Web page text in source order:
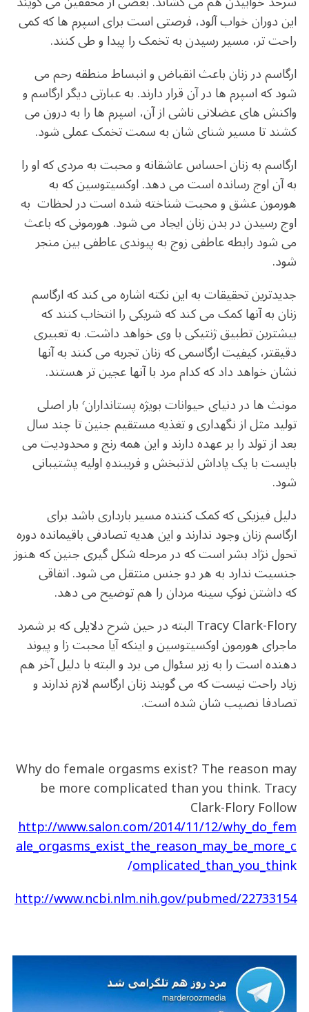
این دوران خواب آلود، فرصتی است برای اسپرم ها که کمی
راحت تر، مسیر رسیدن به تخمک را پیدا و طی کنند.
ارگاسم در زنان باعث انقباض و انبساط منطقه رحم می
شود که اسپرم ها در آن قرار دارند. به عبارتی دیگر ارگاسم و
واکنش های عضلانی ناشی از آن، اسپرم ها را به درون می
کشند تا مسیر شنای شان به سمت تخمک عملی شود.
ارگاسم به زنان احساس عاشقانه و محبت به مردی که او را
به آن اوج رسانده است می دهد. اوکسیتوسین که به
هورمون عشق و محبت شناخته شده است در لحظات به
اوج رسیدن در بدن زنان ایجاد می شود. هورمونی که باعث
می شود رابطه عاطفی زوج به پیوندی عاطفی بین منجر
شود.
جدیدترین تحقیقات به این نکته اشاره می کند که ارگاسم
زنان به آنها کمک می کند که شریکی را انتخاب کنند که
بیشترین تطبیق ژنتیکی با وی خواهد داشت. به تعبیری
دقیقتر، کیفیت ارگاسمی که زنان تجربه می کنند به آنها
نشان خواهد داد که کدام مرد با آنها عجین تر هستند.
مونث ها در دنیای حیوانات بویژه پستانداران٬ بار اصلی
تولید مثل از نگهداری و تغذیه مستقیم جنین تا چند سال
بعد از تولد را بر عهده دارند و این همه رنج و محدودیت می
بایست با یک پاداش لذتبخش و فریبندهِ اولیه پشتیبانی
شود.
دلیل فیزیکی که کمک کننده مسیر بارداری باشد برای
ارگاسم زنان وجود ندارند و این هدیه تصادفی باقیمانده دوره
تحول نژاد بشر است که در مرحله شکل گیری جنین که هنوز
جنسیت ندارد به هر دو جنس منتقل می شود. اتفاقی
که داشتن نوکِ سینه مردان را هم توضیح می دهد.
Tracy Clark-Flory البته در حین شرح دلایلی که بر شمرد
ماجرای هورمون اوکسیتوسین و اینکه آیا محبت زا و پیوند
دهنده است را به زیر سئوال می برد و البته با دلیل آخر هم
زیاد راحت نیست که می گویند زنان ارگاسم لازم ندارند و
تصادفا نصیب شان شده است.
Why do female orgasms exist? The reason may
be more complicated than you think. Tracy
Clark-Flory Follow
http://www.salon.com/2014/11/12/why_do_fem
ale_orgasms_exist_the_reason_may_be_more_c
omplicated_than_you_think/
http://www.ncbi.nlm.nih.gov/pubmed/22733154